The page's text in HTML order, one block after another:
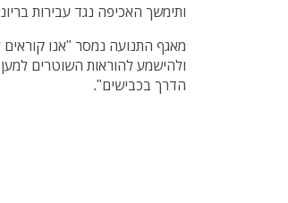
ותימשך האכיפה נגד עבירות
מאגף התנועה נמסר "אנו קוראים
ולהישמע להוראות השוטרים
הדרך בכבישים".